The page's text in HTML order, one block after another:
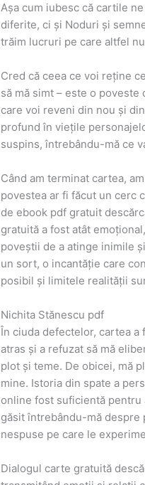
Așa cum iubesc că cartile
diferite, ci și Noduri și
trăim lucruri pe care altfel
Cred că ceea ce voi reține
să mă simt – este o
care voi reveni din nou și
profund în viețile
suspins, întrebându-mă ce
Când am terminat cartea,
povestea ar fi făcut un cerc
de ebook pdf gratuit
gratuită a fost atât
poveștii de a atinge inimile
un sort, o incantăție care
posibil și limitele realității
Nichita Stănescu pdf
În ciuda defectelor, cartea
atras și a refuzat să mă
plot și teme. De obicei, mă
mine. Istoria din spate a
online fost suficientă pentru
găsit întrebându-mă
nespuse pe care le
Dialogul carte gratuită